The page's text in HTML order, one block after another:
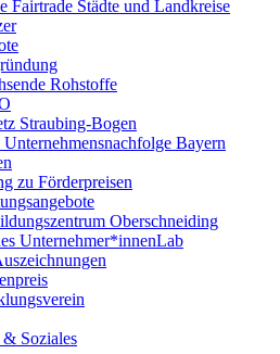
Fairtrade Städte und Landkreise
Rohstoffe
Straubing-Bogen
Bayern
zu Förderpreisen
Oberschneiding
Unternehmer*innenLab
Soziales